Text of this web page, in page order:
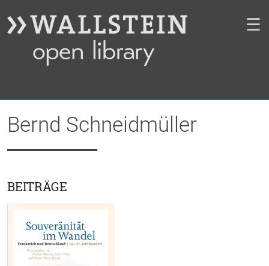
☰
Bernd Schneidmüller
BEITRÄGE